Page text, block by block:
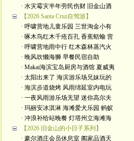
· 水灾霉灾半年劳民伤财 旧金山酒
【2026 Santa Cruz自驾游】
· 呼啸营地儿童乐园 三世淘金小有
· 啄木鸟红木千疮百孔 香蕉蛞蝓 营
· 呼啸营地雨中行 红木森林蒸汽火
· 晚风吹懒海狮 早餐民宿自助
· Makai海滨宝岛厨房与酒馆 夏威夷
· 太阳出来了 海滨游乐场兄妹玩的
· 海滨步道烧烤 风雨绵延室内电玩
· 一夜风雨游乐场无望 迷你高尔夫
· 玛丽安冰淇淋 海滩爱犬乐园 蚂蚁
· 冲浪补给站晚餐 灯塔州立海滩海
【2026 旧金山的小日子系列】
· 豪尔酒庄会员休息室 阖家品酒天